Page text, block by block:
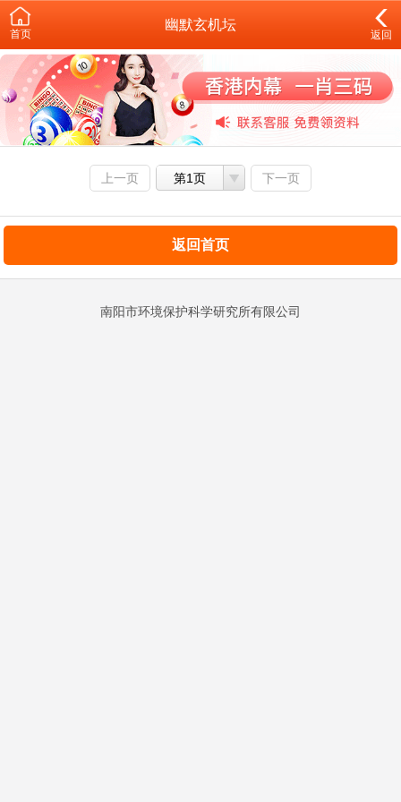
首页
幽默玄机坛
返回
上一页 第1页 下一页
返回首页
南阳市环境保护科学研究所有限公司